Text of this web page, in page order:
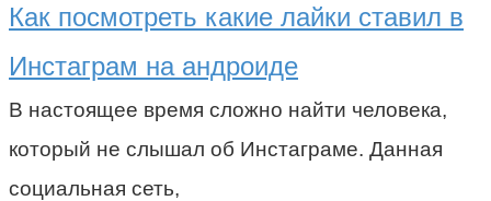
Как посмотреть какие лайки ставил в
Инстаграм на андроиде
В настоящее время сложно найти человека,
который не слышал об Инстаграме. Данная
социальная сеть,